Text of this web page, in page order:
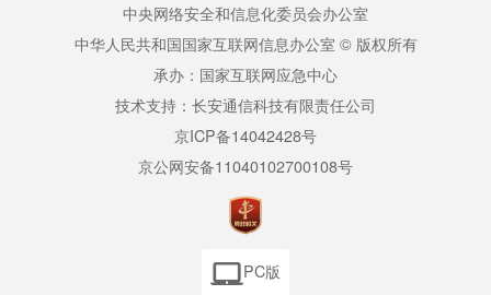
中央网络安全和信息化委员会办公室
中华人民共和国国家互联网信息办公室 © 版权所有
承办：国家互联网应急中心
技术支持：长安通信科技有限责任公司
京ICP备14042428号
京公网安备11040102700108号
PC版